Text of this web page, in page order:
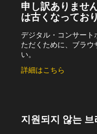
申し訳ありませ
は古くなってお
デジタル・コンサー
ただくために、ブラウ
い。
詳細はこちら
지원되지 않는